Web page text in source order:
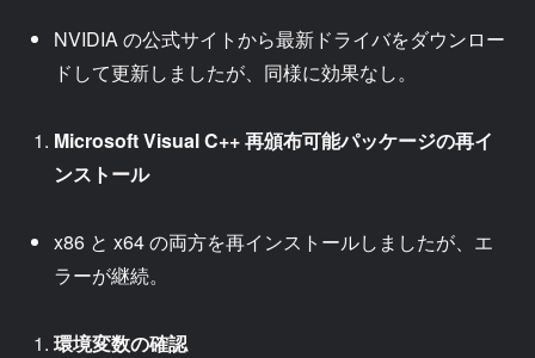
NVIDIA の公式サイトから最新ドライバをダウンロー
ドして更新しましたが、同様に効果なし。
Microsoft Visual C++ 再頒布可能パッケージの再イ
ンストール
x86 と x64 の両方を再インストールしましたが、エ
ラーが継続。
環境変数の確認